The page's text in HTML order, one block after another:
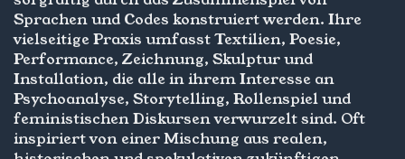
Sprachen und Codes konstruiert werden. Ihre
vielseitige Praxis umfasst Textilien, Poesie,
Performance, Zeichnung, Skulptur und
Installation, die alle in ihrem Interesse an
Psychoanalyse, Storytelling, Rollenspiel und
feministischen Diskursen verwurzelt sind. Oft
inspiriert von einer Mischung aus realen,